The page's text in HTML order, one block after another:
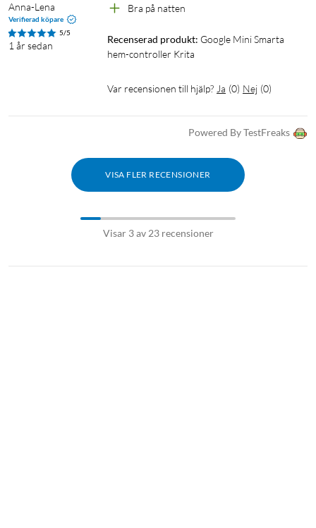
Anna-Lena
Verifierad köpare
5/5
1 år sedan
Bra på natten
Recenserad produkt: Google Mini Smarta
hem-controller Krita
Var recensionen till hjälp? Ja (0) Nej (0)
Powered By TestFreaks
VISA FLER RECENSIONER
Visar 3 av 23 recensioner